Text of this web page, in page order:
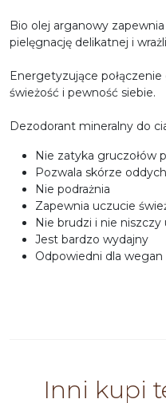
Bio olej arganowy
pielęgnację delikatnej i
Energetyzujące
świeżość i pewność siebie.
Dezodorant mineralny do
Nie zatyka gruczołów
Pozwala skórze
Nie podrażnia
Zapewnia uczucie
Nie brudzi i nie niszczy
Jest bardzo wydajny
Odpowiedni dla wegan
Inni kupi